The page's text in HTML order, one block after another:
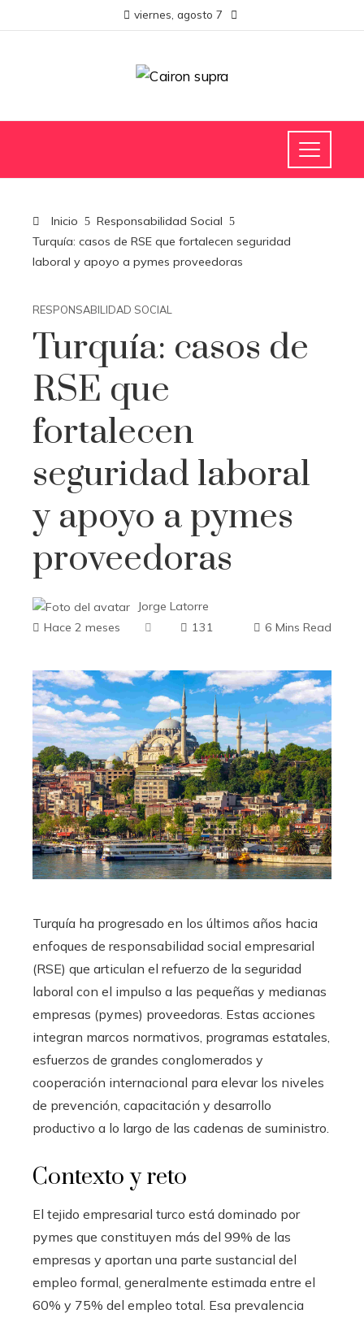
viernes, agosto 7
Inicio
Responsabilidad Social
Turquía: casos de RSE que fortalecen seguridad
laboral y apoyo a pymes proveedoras
RESPONSABILIDAD SOCIAL
Turquía: casos de
RSE que
fortalecen
seguridad laboral
y apoyo a pymes
proveedoras
Jorge Latorre
Hace 2 meses
131 6 Mins Read
Turquía ha progresado en los últimos años hacia
enfoques de responsabilidad social empresarial
(RSE) que articulan el refuerzo de la seguridad
laboral con el impulso a las pequeñas y medianas
empresas (pymes) proveedoras. Estas acciones
integran marcos normativos, programas estatales,
esfuerzos de grandes conglomerados y
cooperación internacional para elevar los niveles
de prevención, capacitación y desarrollo
productivo a lo largo de las cadenas de suministro.
Contexto y reto
El tejido empresarial turco está dominado por
pymes que constituyen más del 99% de las
empresas y aportan una parte sustancial del
empleo formal, generalmente estimada entre el
60% y 75% del empleo total. Esa prevalencia